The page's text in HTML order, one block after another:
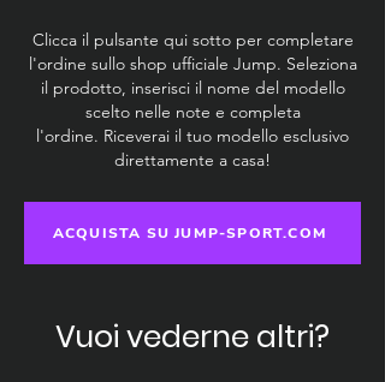
Clicca il pulsante qui sotto per completare
l'ordine sullo shop ufficiale Jump. Seleziona
il prodotto, inserisci il nome del modello
scelto nelle note e completa
l'ordine. Riceverai il tuo modello esclusivo
direttamente a casa!
ACQUISTA SU JUMP-SPORT.COM
Vuoi vederne altri?